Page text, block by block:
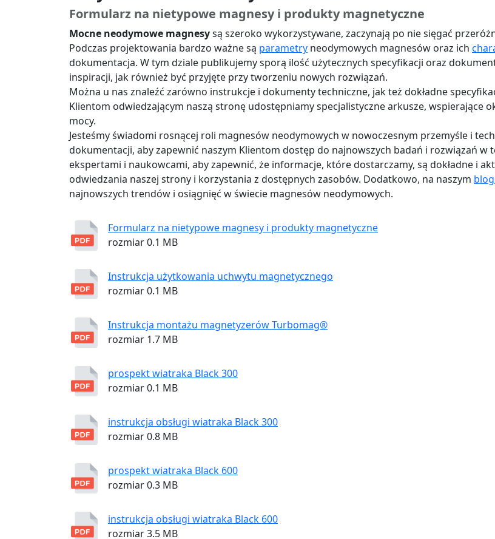
Formularz na nietypowe magnesy i produkty magnetyczne
Mocne neodymowe magnesysą szeroko wykorzystywane, zaczynają po nie sięgać
Podczas projektowania bardzo ważne są parametry neodymowych magnesów oraz ich
dokumentacja. W tym dziale publikujemy sporą ilość użytecznych specyfikacji oraz
inspiracji, jak również być przyjęte przy tworzeniu nowych rozwiązań.
Można u nas znaleźć zarówno instrukcje i dokumenty techniczne, jak też dokładne
Klientom odwiedzającym naszą stronę udostępniamy specjalistyczne arkusze, wspierające
mocy.
Jesteśmy świadomi rosnącej roli magnesów neodymowych w nowoczesnym przemyśle i
dokumentacji, aby zapewnić naszym Klientom dostęp do najnowszych badań i rozwiązań w
ekspertami i naukowcami, aby zapewnić, że informacje, które dostarczamy, są dokładne i
odwiedzania naszej strony i korzystania z dostępnych zasobów. Dodatkowo, na naszym
najnowszych trendów i osiągnięć w świecie magnesów neodymowych.
Formularz na nietypowe magnesy i produkty magnetyczne
rozmiar 0.1 MB
Instrukcja użytkowania uchwytu magnetycznego
rozmiar 0.1 MB
Instrukcja montażu magnetyzerów Turbomag®
rozmiar 1.7 MB
prospekt wiatraka Black 300
rozmiar 0.1 MB
instrukcja obsługi wiatraka Black 300
rozmiar 0.8 MB
prospekt wiatraka Black 600
rozmiar 0.3 MB
instrukcja obsługi wiatraka Black 600
rozmiar 3.5 MB